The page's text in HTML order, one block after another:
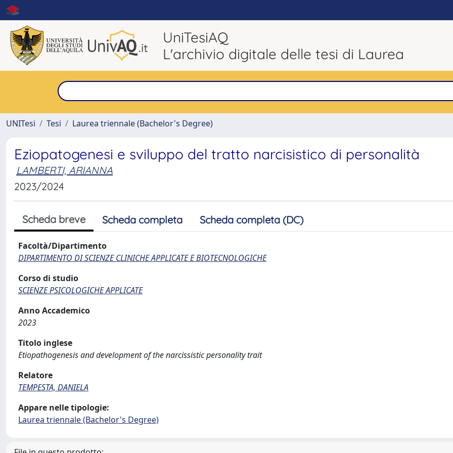
UniTesiAQ
L'archivio digitale delle tesi di Laurea
UNITesi
Tesi Laurea triennale (Bachelor's Degree)
Eziopatogenesi e sviluppo del tratto narcisistico di personalità
LAMBERTI, ARIANNA
2023/2024
Scheda breve Scheda completa Scheda completa (DC)
Facoltà/Dipartimento
DIPARTIMENTO DI SCIENZE CLINICHE APPLICATE E BIOTECNOLOGICHE
Corso di studio
SCIENZE PSICOLOGICHE APPLICATE
Anno Accademico
2023
Titolo inglese
Etiopathogenesis and development of the narcissistic personality trait
Relatore
TEMPESTA, DANIELA
Appare nelle tipologie:
Laurea triennale (Bachelor's Degree)